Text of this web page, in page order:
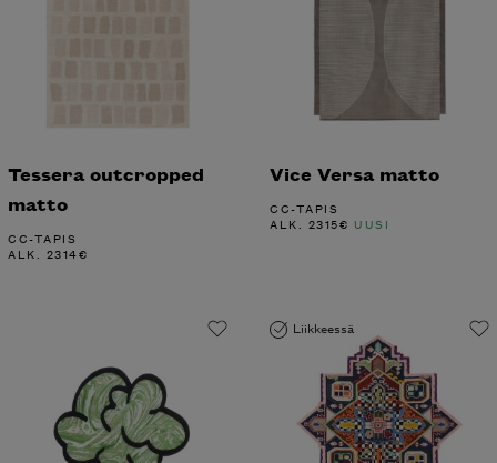
Tessera outcropped
matto
CC-TAPIS
ALK. 2314€
Vice Versa matto
CC-TAPIS
ALK. 2315€ UUSI
Liikkeessä